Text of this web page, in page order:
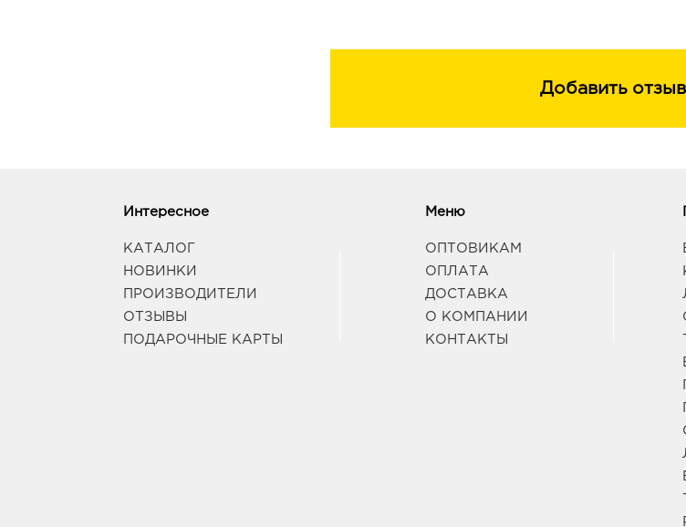
Добавить отзыв
Интересное
КАТАЛОГ
НОВИНКИ
ПРОИЗВОДИТЕЛИ
ОТЗЫВЫ
ПОДАРОЧНЫЕ КАРТЫ
Меню
ОПТОВИКАМ
ОПЛАТА
ДОСТАВКА
О КОМПАНИИ
КОНТАКТЫ